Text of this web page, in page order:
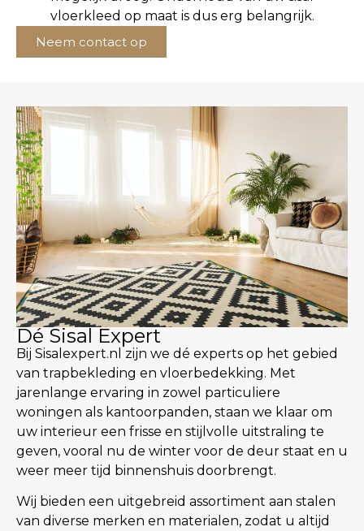
vloerkleed op maat is dus erg belangrijk.
Neem contact op
Dé Sisal Expert
Bij Sisalexpert.nl zijn we dé experts op het gebied
van trapbekleding en vloerbedekking. Met
jarenlange ervaring in zowel particuliere
woningen als kantoorpanden, staan we klaar om
uw interieur een frisse en stijlvolle uitstraling te
geven, vooral nu de winter voor de deur staat en u
weer meer tijd binnenshuis doorbrengt.
Wij bieden een uitgebreid assortiment aan stalen
van diverse merken en materialen, zodat u altijd